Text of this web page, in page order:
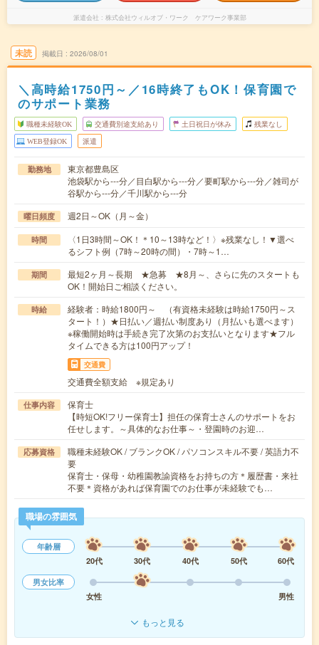
派遣会社 株式会社ウィルオブ・ワーク ケアワーク事業部
未読 掲載日 2026/08/01
＼高時給1750円～／16時終了もOK！保育園で
のサポート業務
職種未経験OK 交通費別途支給あり 土日祝日が休み 残業なし
WEB登録OK 派遣
勤務地
東京都豊島区
池袋駅から---分／目白駅から---分／要町駅から---分／雑司が
谷駅から---分／千川駅から---分
曜日頻度 週2日～OK（月～金）
時間
〈1日3時間～OK！＊10～13時など！〉※残業なし！▼選べ
るシフト例（7時～20時の間）・7時～1…
期間
最短2ヶ月～長期 ★急募 ★8月～、さらに先のスタートも
OK！開始日ご相談ください。
時給
経験者：時給1800円～ （有資格未経験は時給1750円～ス
タート！）★日払い／週払い制度あり（月払いも選べます）
※稼働開始時は手続き完了次第のお支払いとなります★フル
タイムできる方は100円アップ！
交通費
交通費全額支給 ※規定あり
仕事内容
保育士
【時短OK!フリー保育士】担任の保育士さんのサポートをお
任せします。～具体的なお仕事～・登園時のお迎…
応募資格
職種未経験OK / ブランクOK / パソコンスキル不要 / 英語力不
要
保育士・保母・幼稚園教諭資格をお持ちの方＊履歴書・来社
不要＊資格があれば保育園でのお仕事が未経験でも…
職場の雰囲気
年齢層
20代
30代 40代 50代
60代
男女比率
女性
男性
もっと見る